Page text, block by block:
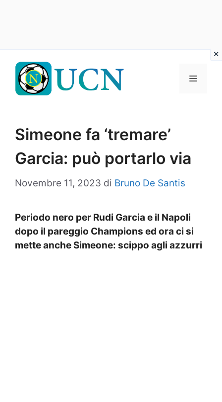
contenuto
Menu
Simeone fa ‘tremare’
Garcia: può portarlo via
Novembre 11, 2023 di Bruno De Santis
Periodo nero per Rudi Garcia e il Napoli
dopo il pareggio Champions ed ora ci si
mette anche Simeone: scippo agli azzurri